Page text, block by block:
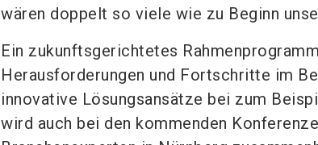
wären doppelt so viele wie zu Beginn
Ein zukunftsgerichtetes
Herausforderungen und Fortschritte im
innovative Lösungsansätze bei zum
wird auch bei den kommenden